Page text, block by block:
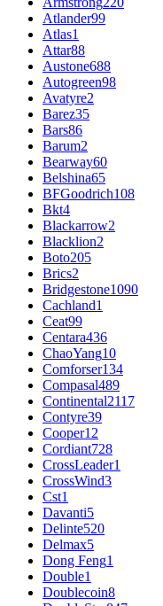
Atlander99
Atlas1
Attar88
Austone688
Autogreen98
Avatyre2
Barez35
Bars86
Barum2
Bearway60
Belshina65
BFGoodrich108
Bkt4
Blackarrow2
Blacklion2
Boto205
Brics2
Bridgestone1090
Cachland1
Ceat99
Centara436
ChaoYang10
Comforser134
Compasal489
Continental2117
Contyre39
Cooper12
Cordiant728
CrossLeader1
CrossWind3
Cst1
Davanti5
Delinte520
Delmax5
Dong Feng1
Double1
Doublecoin8